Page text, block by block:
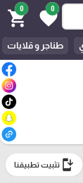
0
favorite
0
shopping_cart
طناجر و قلايات
install_mobile تثبيت تطبيقنا